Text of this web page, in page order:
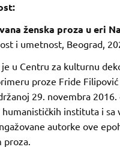
ženska proza u eri
i umetnost, Beograd,
u Centru za kulturnu
proze Fride
29. novembra
instituta i
autorke ove
proza.